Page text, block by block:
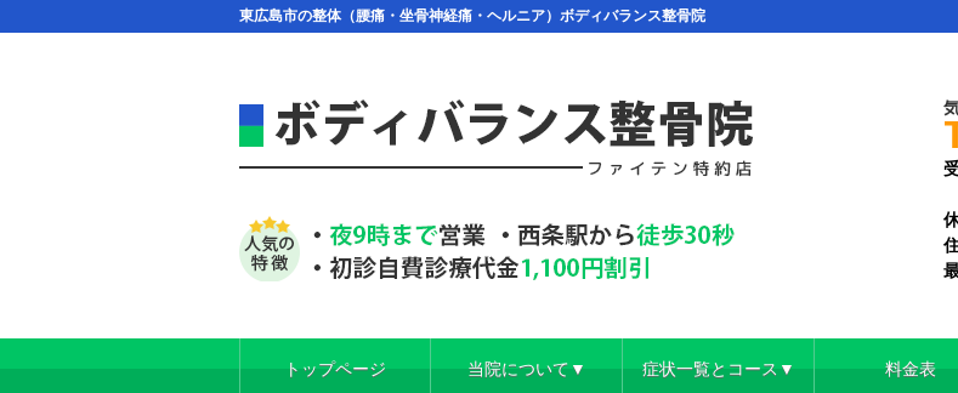
東広島市の整体（腰痛・坐骨神経痛・ヘルニア）ボディバランス整骨院
トップページ 当院について▼ 症状一覧とコース▼ 料金表